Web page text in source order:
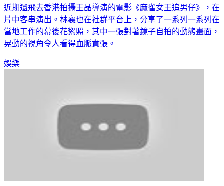
近期還飛去香港拍攝王晶導演的電影《麻雀女王追男仔》，在
片中客串演出。林襄也在社群平台上，分享了一系列一系列在
當地工作的幕後花絮照，其中一張對著鏡子自拍的動態畫面，
晃動的視角令人看得血脈賁張。
娛樂